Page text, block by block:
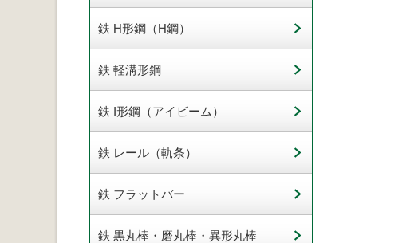
鉄 H形鋼（H鋼）
鉄 軽溝形鋼
鉄 I形鋼（アイビーム）
鉄 レール（軌条）
鉄 フラットバー
鉄 黒丸棒・磨丸棒・異形丸棒